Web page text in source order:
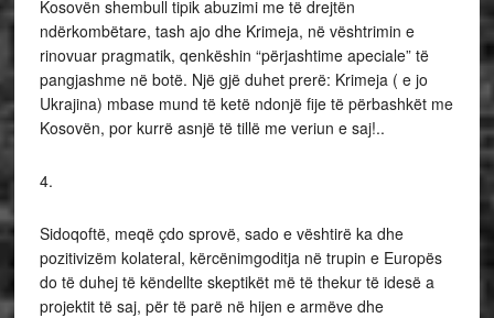
Kosovën shembull tipik abuzimi me të drejtën
ndërkombëtare, tash ajo dhe Krimeja, në vështrimin e
rinovuar pragmatik, qenkëshin “përjashtime apeciale” të
pangjashme në botë. Një gjë duhet prerë: Krimeja ( e jo
Ukrajina) mbase mund të ketë ndonjë fije të përbashkët me
Kosovën, por kurrë asnjë të tillë me veriun e saj!..
4.
Sidoqoftë, meqë çdo sprovë, sado e vështirë ka dhe
pozitivizëm kolateral, kërcënimgoditja në trupin e Europës
do të duhej të këndellte skeptikët më të thekur të idesë a
projektit të saj, për të parë në hijen e armëve dhe